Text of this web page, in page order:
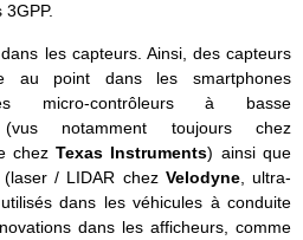
les capteurs. Ainsi, des capteurs
au point dans les smartphones
micro-contrôleurs à basse
(vus notamment toujours chez
chezTexas Instruments) ainsi que
/ LIDAR chez Velodyne, ultra-
dans les véhicules à conduite
dans les afficheurs, comme